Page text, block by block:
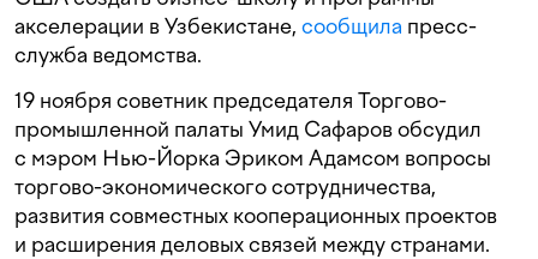
акселерации в Узбекистане, сообщила пресс-
служба ведомства.
19 ноября советник председателя Торгово-
промышленной палаты Умид Сафаров обсудил
с мэром Нью-Йорка Эриком Адамсом вопросы
торгово-экономического сотрудничества,
развития совместных кооперационных проектов
и расширения деловых связей между странами.